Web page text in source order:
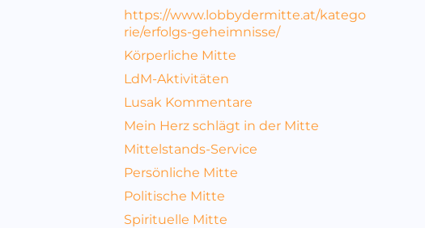
https://www.lobbydermitte.at/katego
rie/erfolgs-geheimnisse/
Körperliche Mitte
LdM-Aktivitäten
Lusak Kommentare
Mein Herz schlägt in der Mitte
Mittelstands-Service
Persönliche Mitte
Politische Mitte
Spirituelle Mitte